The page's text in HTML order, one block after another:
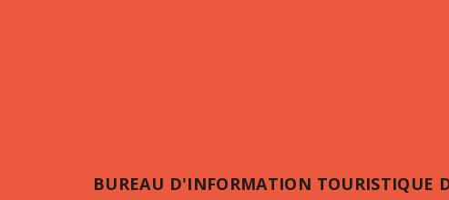
BUREAU D'INFORMATION TOURISTIQUE